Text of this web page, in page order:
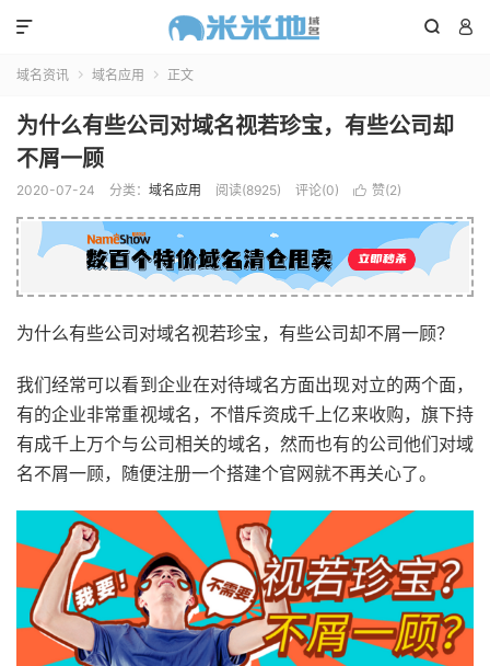
 

域名资讯  域名应用  正文
为什么有些公司对域名视若珍宝，有些公司却
不屑一顾
2020-07-24 分类： 域名应用 阅读(8925) 评论(0)  赞(2)
为什么有些公司对域名视若珍宝，有些公司却不屑一顾？
我们经常可以看到企业在对待域名方面出现对立的两个面，
有的企业非常重视域名，不惜斥资成千上亿来收购，旗下持
有成千上万个与公司相关的域名，然而也有的公司他们对域
名不屑一顾，随便注册一个搭建个官网就不再关心了。